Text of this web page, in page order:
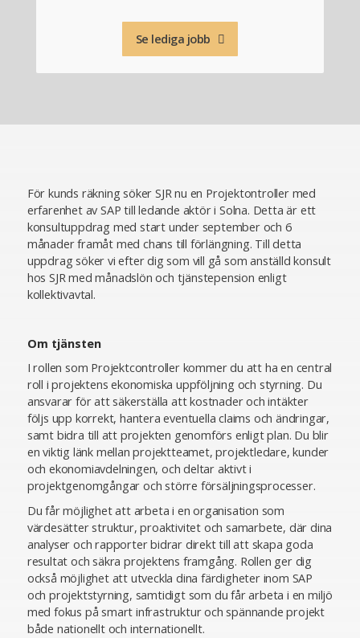
Se lediga jobb
För kunds räkning söker SJR nu en Projektontroller med
erfarenhet av SAP till ledande aktör i Solna. Detta är ett
konsultuppdrag med start under september och 6
månader framåt med chans till förlängning. Till detta
uppdrag söker vi efter dig som vill gå som anställd konsult
hos SJR med månadslön och tjänstepension enligt
kollektivavtal.
Om tjänsten
I rollen som Projektcontroller kommer du att ha en central
roll i projektens ekonomiska uppföljning och styrning. Du
ansvarar för att säkerställa att kostnader och intäkter
följs upp korrekt, hantera eventuella claims och ändringar,
samt bidra till att projekten genomförs enligt plan. Du blir
en viktig länk mellan projektteamet, projektledare, kunder
och ekonomiavdelningen, och deltar aktivt i
projektgenomgångar och större försäljningsprocesser.
Du får möjlighet att arbeta i en organisation som
värdesätter struktur, proaktivitet och samarbete, där dina
analyser och rapporter bidrar direkt till att skapa goda
resultat och säkra projektens framgång. Rollen ger dig
också möjlighet att utveckla dina färdigheter inom SAP
och projektstyrning, samtidigt som du får arbeta i en miljö
med fokus på smart infrastruktur och spännande projekt
både nationellt och internationellt.